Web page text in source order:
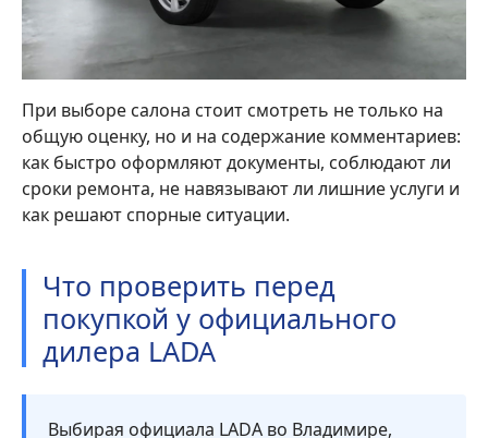
При выборе салона стоит смотреть не только на
общую оценку, но и на содержание комментариев:
как быстро оформляют документы, соблюдают ли
сроки ремонта, не навязывают ли лишние услуги и
как решают спорные ситуации.
Что проверить перед
покупкой у официального
дилера LADA
Выбирая официала LADA во Владимире,